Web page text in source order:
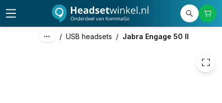
/ USB headsets / Jabra Engage 50 II
€ 170,25